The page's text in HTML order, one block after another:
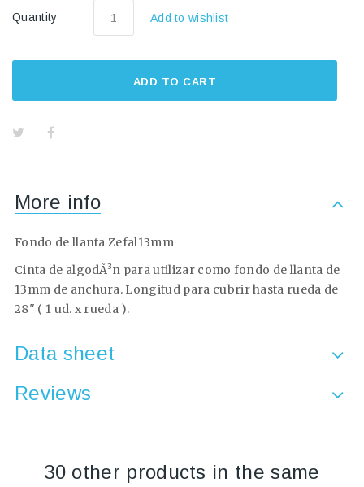
Quantity Add to wishlist
ADD TO CART
More info
Fondo de llanta Zefal13mm
Cinta de algodÃ³n para utilizar como fondo de llanta de
13mm de anchura. Longitud para cubrir hasta rueda de
28" ( 1 ud. x rueda ).
Data sheet
Reviews
30 other products in the same